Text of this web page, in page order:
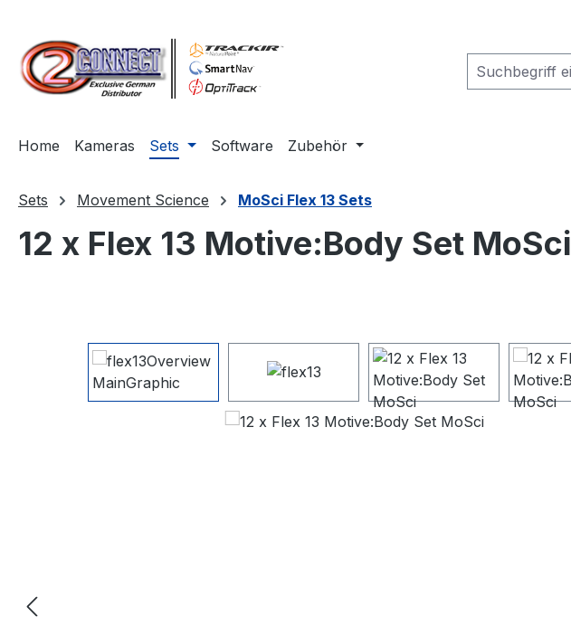
Home Kameras Sets Software Zubehör
Sets Movement Science MoSci Flex 13 Sets
12 x Flex 13 Motive:Body Set MoSci
Bildergalerie überspringen